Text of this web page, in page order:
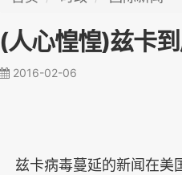
(人心惶惶)兹卡
2016-02-06
兹卡病毒蔓延的新闻在美